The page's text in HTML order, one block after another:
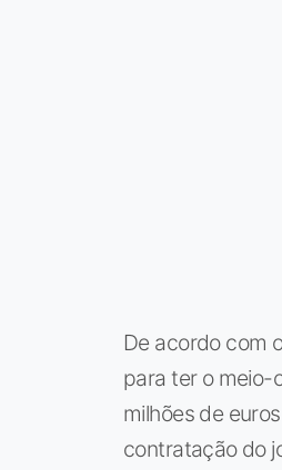
De acordo com
para ter o meio-
milhões de
contratação do